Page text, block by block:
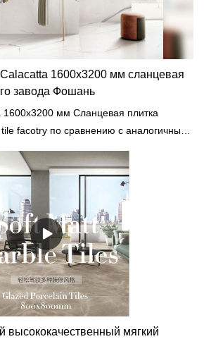
1600x3200 мм сланцевая
завода Фошань
1600x3200 мм Сланцевая плитка
facotry по сравнению с аналогичными
имеет несравненные выдающиеся
зрения производительности, качества,
пользуется хорошей репутацией на
Ceramica обобщает дефекты
их улучшает. Характеристики
Calacatta размером 1600x3200 мм от
могут быть изменены в
потребностями.
высококачественный мягкий